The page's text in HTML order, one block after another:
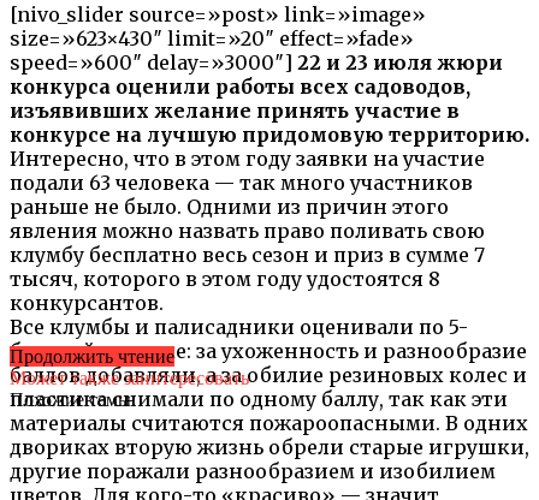
[nivo_slider source=»post» link=»image»
size=»623×430″ limit=»20″ effect=»fade»
speed=»600″ delay=»3000″] 22 и 23 июля жюри
конкурса оценили работы всех садоводов,
изъявивших желание принять участие в
конкурсе на лучшую придомовую территорию.
Интересно, что в этом году заявки на участие
подали 63 человека — так много участников
раньше не было. Одними из причин этого
явления можно назвать право поливать свою
клумбу бесплатно весь сезон и приз в сумме 7
тысяч, которого в этом году удостоятся 8
конкурсантов.
Все клумбы и палисадники оценивали по 5-
бальной системе: за ухоженность и разнообразие
баллов добавляли, а за обилие резиновых колес и
пластика снимали по одному баллу, так как эти
материалы считаются пожароопасными. В одних
двориках вторую жизнь обрели старые игрушки,
другие поражали разнообразием и изобилием
цветов. Для кого-то «красиво» — значит
Продолжить чтение
Может также заинтересовать
Похожие темы: